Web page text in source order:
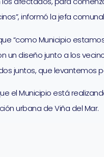
informó la jefa
“como Municipio
un diseño junto a los
juntos, que levantemos
el Municipio está
urbana de Viña del Mar.